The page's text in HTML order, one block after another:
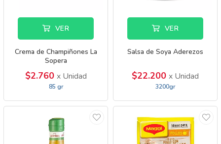
VER
Crema de Champiñones La
Sopera
$2.760 x Unidad
85 gr
VER
Salsa de Soya Aderezos
$22.200 x Unidad
3200gr